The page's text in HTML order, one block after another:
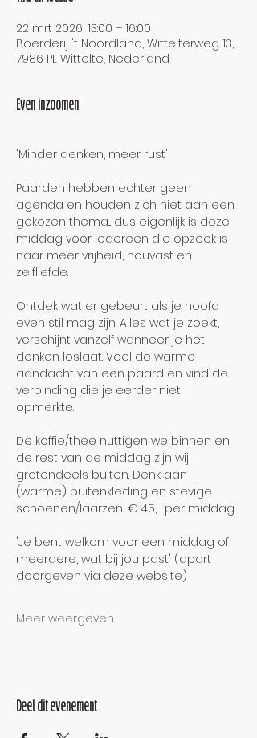
22 mrt 2026, 13:00 – 16:00
Boerderij 't Noordland, Wittelterweg 13,
7986 PL Wittelte, Nederland
Even inzoomen
'Minder denken, meer rust'
Paarden hebben echter geen
agenda en houden zich niet aan een
gekozen thema... dus eigenlijk is deze
middag voor iedereen die opzoek is
naar meer vrijheid, houvast en
zelfliefde.
Ontdek wat er gebeurt als je hoofd
even stil mag zijn. Alles wat je zoekt,
verschijnt vanzelf wanneer je het
denken loslaat. Voel de warme
aandacht van een paard en vind de
verbinding die je eerder niet
opmerkte.
De koffie/thee nuttigen we binnen en
de rest van de middag zijn wij
grotendeels buiten. Denk aan
(warme) buitenkleding en stevige
schoenen/laarzen, € 45,- per middag.
'Je bent welkom voor een middag of
meerdere, wat bij jou past' (apart
doorgeven via deze website)
Meer weergeven
Deel dit evenement